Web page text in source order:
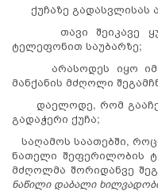
ქუჩაზე გადასვლისას
თავი შეიკავე
ტელეფონით საუბარზე;
არასოდეს იყო
მანქანის მძღოლი
დაელოდე, რომ
გადაჭერი ქუჩა;
საღამოს საათებში,
ნათელი შეფერილობის
მძღოლმა შორიდანვე
ნაწილი დაბალი